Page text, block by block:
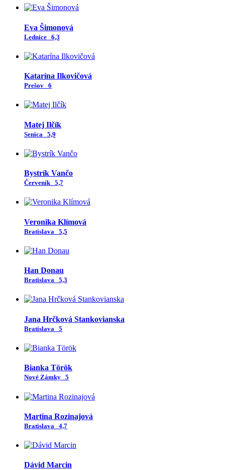
Eva Šimonová
Lednice 6,3
Katarína Ilkovičová
Prešov 6
Matej Ilčík
Senica 5,9
Bystrík Vančo
Červeník 5,7
Veronika Klímová
Bratislava 5,5
Han Donau
Bratislava 5,3
Jana Hrčková Stankovianska
Bratislava 5
Bianka Török
Nové Zámky 5
Martina Rozinajová
Bratislava 4,7
Dávid Marcin